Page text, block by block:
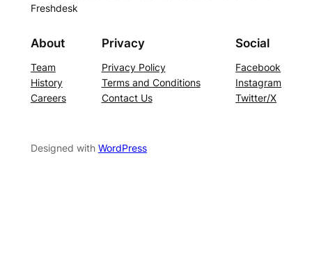
Freshdesk
About
Team
History
Careers
Privacy
Privacy Policy
Terms and Conditions
Contact Us
Social
Facebook
Instagram
Twitter/X
Designed with WordPress